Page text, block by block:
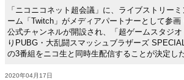
「ニコニコネット超会議」に、ライブストリー
ーム「Twitch」がメディアパートナーとして参
公式チャンネルが開設され、「超ゲームスタジオ
りPUBG・大乱闘スマッシュブラザーズ
の3番組をニコ生と同時生配信することが決定した
2020年04月17日